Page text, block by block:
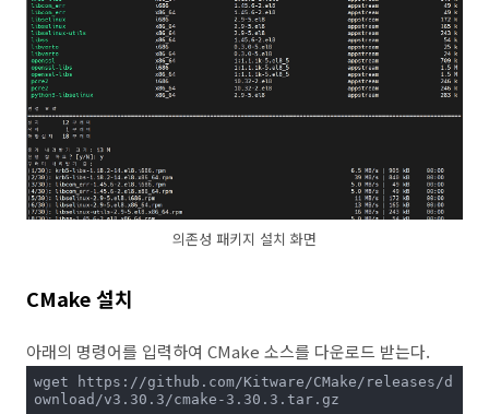
의존성 패키지 설치 화면
CMake 설치
아래의 명령어를 입력하여 CMake 소스를 다운로드 받는다.
wget https://github.com/Kitware/CMake/releases/d
ownload/v3.30.3/cmake-3.30.3.tar.gz